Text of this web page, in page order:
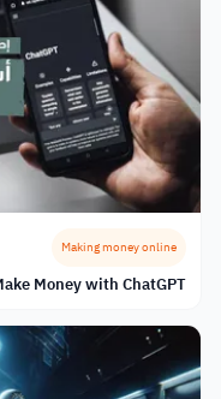
Making money online
Money with ChatGPT!